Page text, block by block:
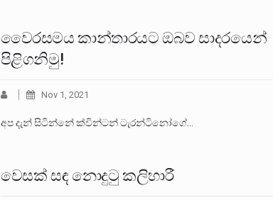
වෛරසමය කාන්තාරයට ඔබව සාදරයෙන්
පිළිගනිමු!
Nov 1, 2021
අප දැන් සිටින්නේ ක්වින්ටන් ටැරන්ටිනෝගේ…
වෙසක් සඳ නොදුටු කලිහාරී